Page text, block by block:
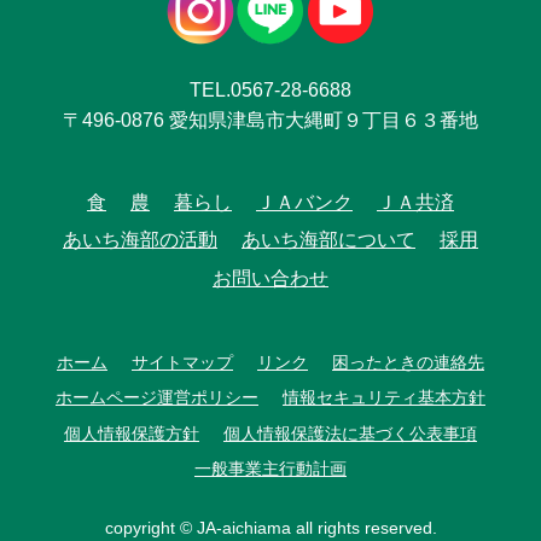
TEL.0567-28-6688
〒496-0876 愛知県津島市大縄町９丁目６３番地
食 農 暮らし ＪＡバンク
ＪＡ共済
あいち海部の活動
あいち海部について
採用
お問い合わせ
ホーム サイトマップ リンク
困ったときの連絡先
ホームページ運営ポリシー
情報セキュリティ基本方針
個人情報保護方針
個人情報保護法に基づく公表事項
一般事業主行動計画
copyright © JA-aichiama all rights reserved.